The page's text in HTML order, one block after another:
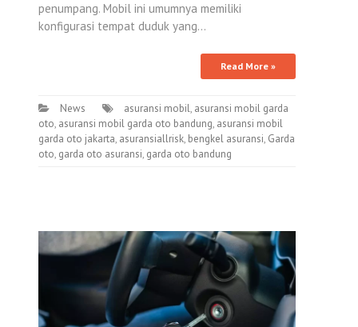
penumpang. Mobil ini umumnya memiliki
konfigurasi tempat duduk yang…
Read More »
News asuransi mobil, asuransi mobil garda
oto, asuransi mobil garda oto bandung, asuransi mobil
garda oto jakarta, asuransiallrisk, bengkel asuransi, Garda
oto, garda oto asuransi, garda oto bandung